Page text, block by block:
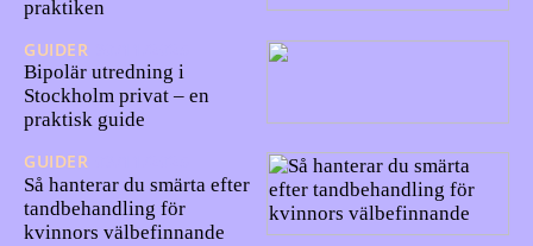
praktiken
GUIDER
Bipolär utredning i
Stockholm privat – en
praktisk guide
GUIDER
Så hanterar du smärta efter
tandbehandling för
kvinnors välbefinnande